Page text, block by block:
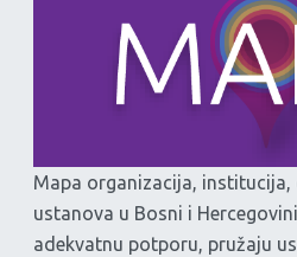
Mapa organizacija, institucija,
ustanova u Bosni i
adekvatnu potporu, pružaju